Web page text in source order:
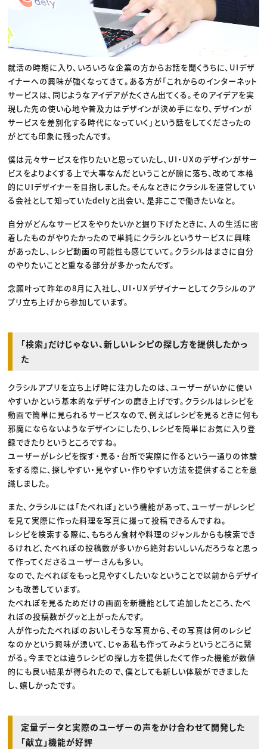
就活の時期に入り、いろいろな企業の方からお話を聞くうちに、UIデザ
イナーへの興味が強くなってきて。ある方が「これからのインターネット
サービスは、同じようなアイデアがたくさん出てくる。そのアイデアを実
現した先の使い心地や普及力はデザインが決め手になり、デザインが
サービスを差別化する時代になっていく」という話をしてくださったの
がとても印象に残ったんです。
僕は元々サービスを作りたいと思っていたし、UI・UXのデザインがサー
ビスをよりよくする上で大事なんだということが腑に落ち、改めて本格
的にUIデザイナーを目指しました。そんなときにクラシルを運営してい
る会社として知っていたdelyと出会い、是非ここで働きたいなと。
自分がどんなサービスをやりたいかと掘り下げたときに、人の生活に密
着したものがやりたかったので単純にクラシルというサービスに興味
があったし、レシピ動画の可能性も感じていて。クラシルはまさに自分
のやりたいことと重なる部分が多かったんです。
念願叶って昨年の8月に入社し、UI・UXデザイナーとしてクラシルのア
プリ立ち上げから参加しています。
「検索」だけじゃない、新しいレシピの探し方を提供したかっ
た
クラシルアプリを立ち上げ時に注力したのは、ユーザーがいかに使い
やすいかという基本的なデザインの磨き上げです。クラシルはレシピを
動画で簡単に見られるサービスなので、例えばレシピを見るときに何も
邪魔にならないようなデザインにしたり、レシピを簡単にお気に入り登
録できたりというところですね。
ユーザーがレシピを探す・見る・台所で実際に作るという一通りの体験
をする際に、探しやすい・見やすい・作りやすい方法を提供することを意
識しました。
また、クラシルには「たべれぽ」という機能があって、ユーザーがレシピ
を見て実際に作った料理を写真に撮って投稿できるんですね。
レシピを検索する際に、もちろん食材や料理のジャンルからも検索でき
るけれど、たべれぽの投稿数が多いから絶対おいしいんだろうなと思っ
て作ってくださるユーザーさんも多い。
なので、たべれぽをもっと見やすくしたいなということで以前からデザイ
ンも改善しています。
たべれぽを見るためだけの画面を新機能として追加したところ、たべ
れぽの投稿数がグッと上がったんです。
人が作ったたべれぽのおいしそうな写真から、その写真は何のレシピ
なのかという興味が湧いて、じゃあ私も作ってみようというところに繋
がる。今までとは違うレシピの探し方を提供したくて作った機能が数値
的にも良い結果が得られたので、僕としても新しい体験ができました
し、嬉しかったです。
定量データと実際のユーザーの声をかけ合わせて開発した
「献立」機能が好評